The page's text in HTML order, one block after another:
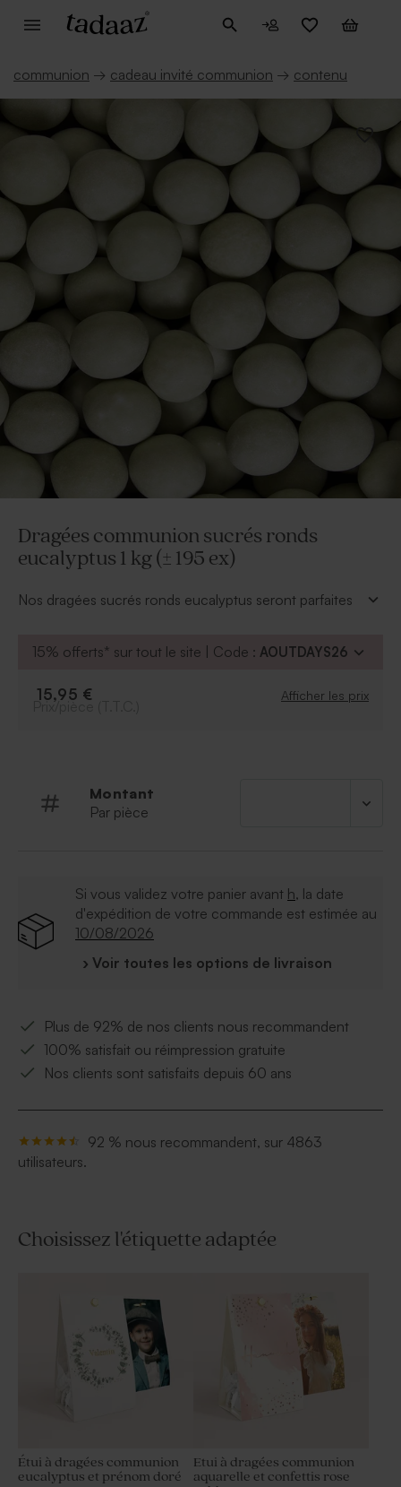
communion → cadeau invité communion → contenu
Dragées communion sucrés ronds
eucalyptus 1 kg (± 195 ex)
Nos dragées sucrés ronds eucalyptus seront parfaites
et grands.
A retenir :
un colorant alimentaire
* Saveur : Biscuit croustillant avec un enrobage de
dextrose, lait entier en poudre beurre de cacao, masse
de cacao, émulsifiant : lecithine de soja. arôme naturel
de vanille.amidon.dextrine.épaississants : E412. E414.
E415, agents d'enrobage : E414, E904. colorants :
* Pas de gélatine de porc
15% offerts* sur tout le site | Code : AOUTDAYS26
15,95 € Afficher les prix
Montant
Par pièce
Si vous validez votre panier avant h, la date
d'expédition de votre commande est estimée au
10/08/2026
› Voir toutes les options de livraison
Plus de 92% de nos clients nous recommandent
100% satisfait ou réimpression gratuite
Nos clients sont satisfaits depuis 60 ans
92 % nous recommandent, sur 4863
utilisateurs.
Choisissez l'étiquette adaptée
Étui à dragées communion
eucalyptus et prénom doré
Etui à dragées communion
aquarelle et confettis rose